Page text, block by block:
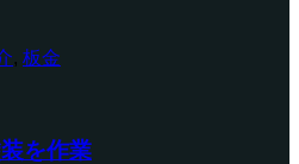
, 板金
を作業